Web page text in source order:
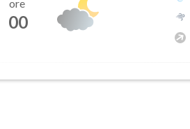
ore
00